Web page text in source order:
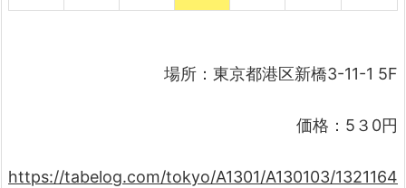
場所：東京都港区新橋3-11-1 5F
価格：5３0円
https://tabelog.com/tokyo/A1301/A130103/1321164